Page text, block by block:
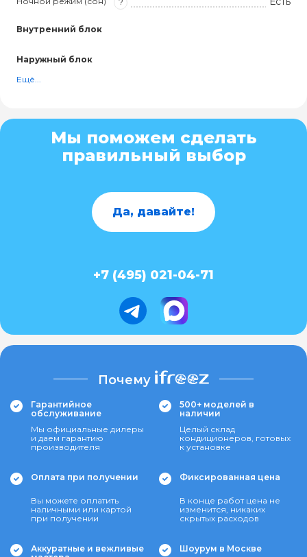
Внутренний блок
Наружный блок
Ещё...
Мы поможем сделать
правильный выбор
Да, давайте!
+7 (495) 021-04-71
Почему
Гарантийное
обслуживание
Мы официальные дилеры
и даем гарантию
производителя
500+ моделей в
наличии
Целый склад
кондиционеров, готовых
к установке
Оплата при получении
Вы можете оплатить
наличными или картой
при получении
Фиксированная цена
В конце работ цена не
изменится, никаких
скрытых расходов
Аккуратные и вежливые
Шоурум в Москве